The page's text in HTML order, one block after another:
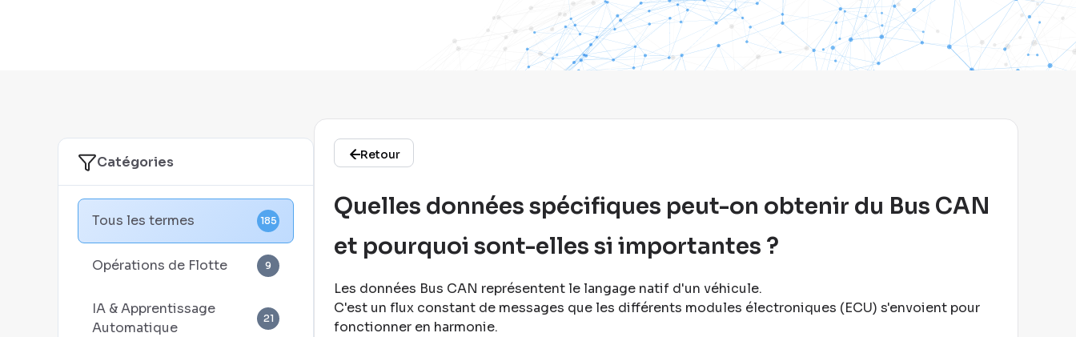
Catégories
Tous les termes 185
Opérations de Flotte 9
IA & Apprentissage
Automatique
21
Retour
Quelles données spécifiques peut-on obtenir du Bus CAN
et pourquoi sont-elles si importantes ?
Les données Bus CAN représentent le langage natif d'un véhicule.
C'est un flux constant de messages que les différents modules électroniques (ECU) s'envoient pour
fonctionner en harmonie.